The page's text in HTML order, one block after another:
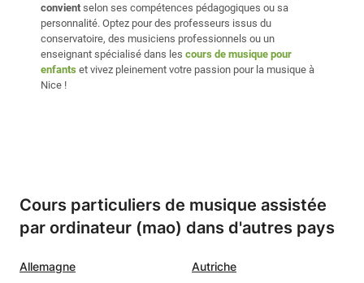
convient selon ses compétences pédagogiques ou sa
personnalité. Optez pour des professeurs issus du
conservatoire, des musiciens professionnels ou un
enseignant spécialisé dans les cours de musique pour
enfants et vivez pleinement votre passion pour la musique à
Nice !
Cours particuliers de musique assistée
par ordinateur (mao) dans d'autres pays
Allemagne Autriche